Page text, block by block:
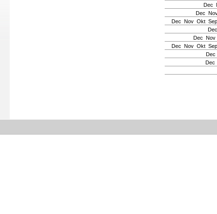
Dec
Dec
Dec Nov Okt Sep
Dec
Dec Nov
Dec Nov Okt Sep
Dec
Dec